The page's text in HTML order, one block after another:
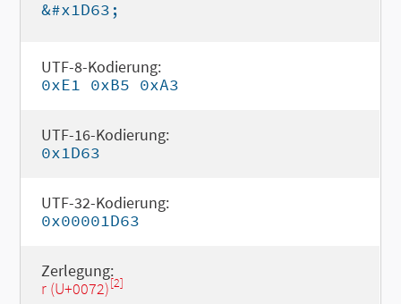
&#x1D63;
UTF-8-Kodierung:
0xE1 0xB5 0xA3
UTF-16-Kodierung:
0x1D63
UTF-32-Kodierung:
0x00001D63
Zerlegung:
r (U+0072)[2]